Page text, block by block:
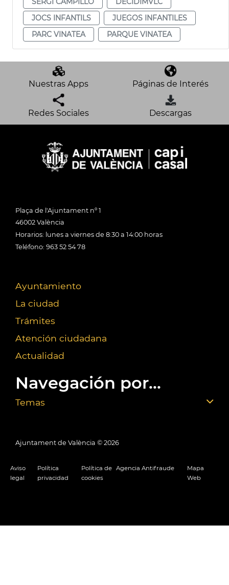
JOCS INFANTILS
JUEGOS INFANTILES
PARC VINATEA
PARQUE VINATEA
Nuestras Apps Páginas de Interés
Redes Sociales Descargas
Plaça de l'Ajuntament nº 1
46002 València
Horarios: lunes a viernes de 8:30 a 14:00 horas
Teléfono: 963 52 54 78
Ayuntamiento
La ciudad
Trámites
Atención ciudadana
Actualidad
Navegación por...
Temas
Ajuntament de València © 2026
Aviso
legal
Política
privacidad
Política de
cookies
Agencia Antifraude
Mapa
Web